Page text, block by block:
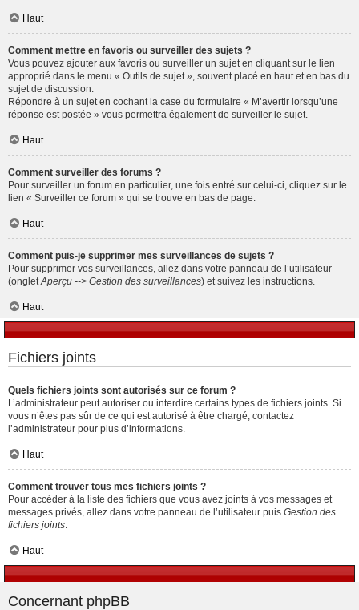
Haut
Comment mettre en favoris ou surveiller des sujets ?
Vous pouvez ajouter aux favoris ou surveiller un sujet en cliquant sur le lien
approprié dans le menu « Outils de sujet », souvent placé en haut et en bas du
sujet de discussion.
Répondre à un sujet en cochant la case du formulaire « M’avertir lorsqu’une
réponse est postée » vous permettra également de surveiller le sujet.
Haut
Comment surveiller des forums ?
Pour surveiller un forum en particulier, une fois entré sur celui-ci, cliquez sur le
lien « Surveiller ce forum » qui se trouve en bas de page.
Haut
Comment puis-je supprimer mes surveillances de sujets ?
Pour supprimer vos surveillances, allez dans votre panneau de l’utilisateur
(onglet Aperçu --> Gestion des surveillances) et suivez les instructions.
Haut
Fichiers joints
Quels fichiers joints sont autorisés sur ce forum ?
L’administrateur peut autoriser ou interdire certains types de fichiers joints. Si
vous n’êtes pas sûr de ce qui est autorisé à être chargé, contactez
l’administrateur pour plus d’informations.
Haut
Comment trouver tous mes fichiers joints ?
Pour accéder à la liste des fichiers que vous avez joints à vos messages et
messages privés, allez dans votre panneau de l’utilisateur puis Gestion des
fichiers joints
Haut
Concernant phpBB